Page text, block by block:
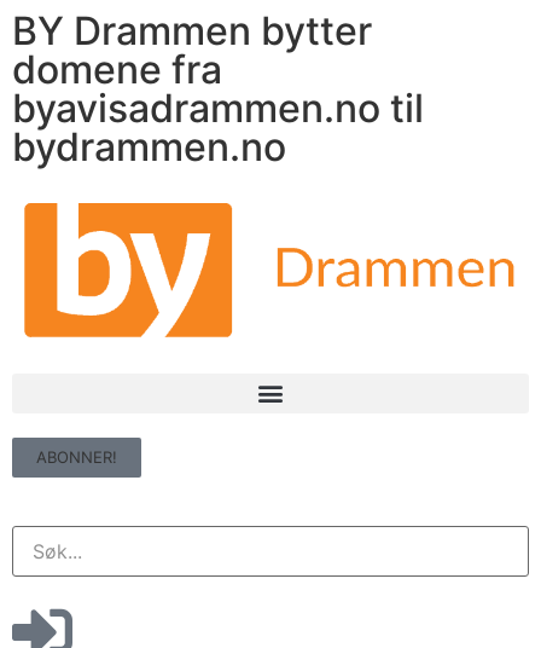
BY Drammen bytter
domene fra
byavisadrammen.no til
bydrammen.no
ABONNER!